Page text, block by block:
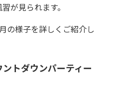
が見られます。
の様子を詳しくご紹介し
トダウンパーティー